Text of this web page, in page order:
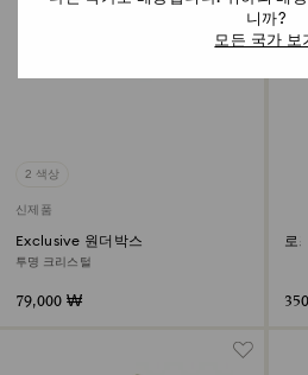
2 색상
신제품
Exclusive 원더박스
투명 크리스털
79,000 ₩
로
니까?
모든 국가 보